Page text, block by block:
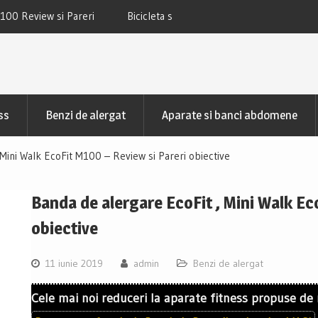
SBK800B Review si Pareri
TECHFIT R400N Review si
Benzi de alergat Aparate si banci abdomene
Walk EcoFit M100 – Review si Pareri obiective
Banda de alergare EcoFit , Mini Walk
obiective
11 iunie 2019 admin Benzi de alergat
Cele mai noi reduceri la aparate fitness propuse de